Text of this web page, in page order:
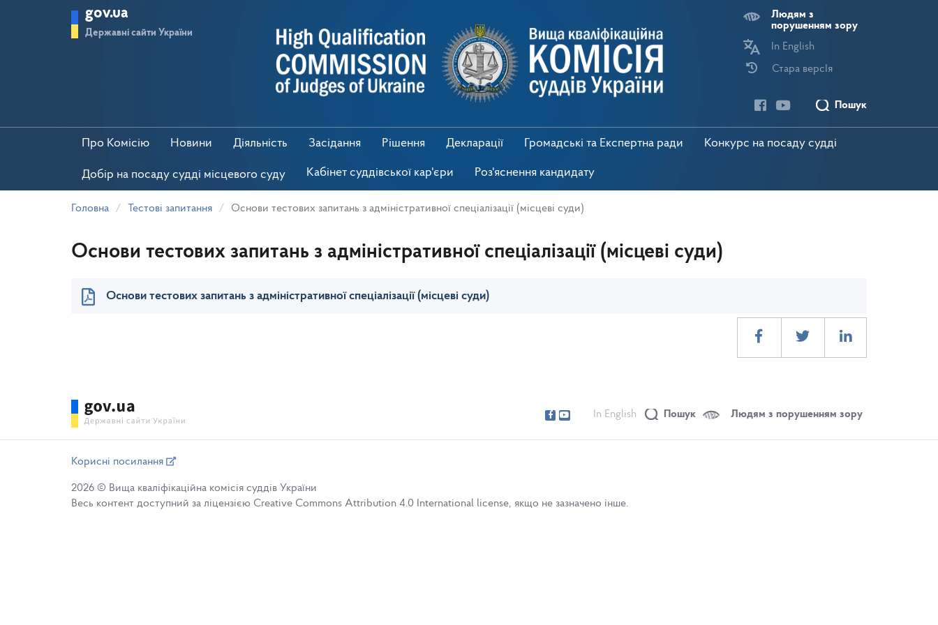
gov.ua
Державні сайти України
Людям з
порушенням зору
In English
Стара версІя
Пошук
Про Комісію Новини Діяльність Засідання Рішення Декларації Громадські та Експертна ради Конкурс на посаду судді
Добір на посаду судді місцевого суду Кабінет суддівської кар'єри Роз'яснення кандидату
Головна Тестові запитання Основи тестових запитань з адміністративної спеціалізації (місцеві суди)
Основи тестових запитань з адміністративної спеціалізації (місцеві суди)
Основи тестових запитань з адміністративної спеціалізації (місцеві суди)
Людям з порушенням зору
Пошук
In English
Корисні посилання
2026 © Вища кваліфікаційна комісія суддів України
Весь контент доступний за ліцензією Creative Commons Attribution 4.0 International license, якщо не зазначено інше.